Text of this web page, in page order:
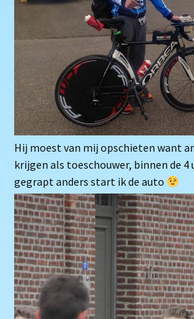
Hij moest van mij opschieten want
krijgen als toeschouwer, binnen de 4
gegrapt anders start ik de auto